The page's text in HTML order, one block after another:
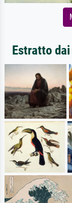
Estratto